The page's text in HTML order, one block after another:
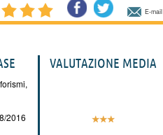
E-mail
,
2016
VALUTAZIONE MEDIA